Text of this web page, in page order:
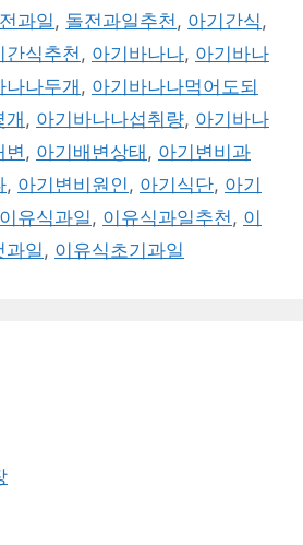
과일 , 돌전과일추천 , 아기간식 ,
간식추천 , 아기바나나, 아기바나
나나두개 , 아기바나나먹어도되
개 , 아기바나나섭취량, 아기바나
변 , 아기배변상태 , 아기변비과
, 아기변비원인 , 아기식단, 아기
이유식과일 , 이유식과일추천 , 이
과일 , 이유식초기과일